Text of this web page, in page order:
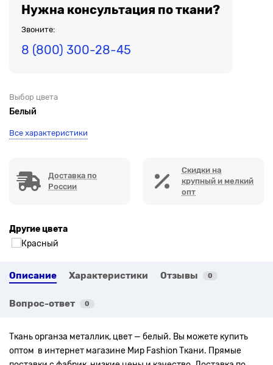
Нужна консультация по ткани?
Звоните:
8 (800) 300-28-45
Выбор цвета
Белый
Все характеристики
Доставка по
России
Скидки на
крупный и мелкий
опт
Другие цвета
Описание Характеристики Отзывы 0
Вопрос-ответ 0
Ткань органза металлик, цвет — белый. Вы можете купить
оптом в интернет магазине Мир Fashion Ткани. Прямые